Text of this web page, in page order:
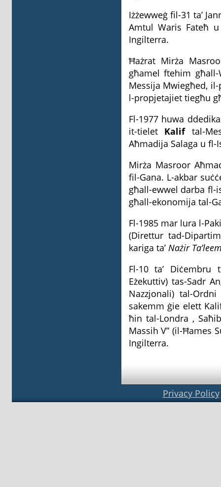
Iżżewweġ fil-31 ta’
Amtul Waris Fateħ
Ingilterra.
Ħażrat Mirża
għamel ftehim
Messija Mwiegħed,
l-propjetajiet tiegħu
Fl-1977 huwa
it-tielet Kaliftal-
Aħmadija Salaga u fl-
Mirża Masroor
fil-Gana. L-akbar
għall-ewwel darba fl-
għall-ekonomija tal-
Fl-1985 mar lura l-
(Direttur tad-
kariga ta’ Nażir
Fl-10 ta’ Diċembru
Eżekuttiv) tas-Sadr
Nazzjonali) tal-
sakemm ġie elett
ħin tal-Londra ,
Massih V” (il-Ħames
Ingilterra.
Privacy Policy